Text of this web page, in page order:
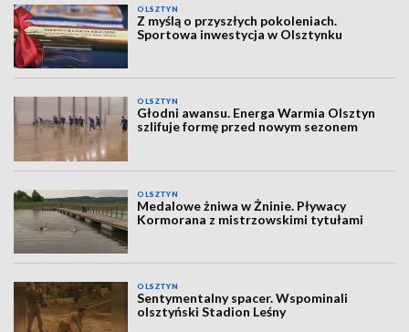
OLSZTYN
Z myślą o przyszłych pokoleniach.
Sportowa inwestycja w Olsztynku
OLSZTYN
Głodni awansu. Energa Warmia Olsztyn
szlifuje formę przed nowym sezonem
OLSZTYN
Medalowe żniwa w Żninie. Pływacy
Kormorana z mistrzowskimi tytułami
OLSZTYN
Sentymentalny spacer. Wspominali
olsztyński Stadion Leśny